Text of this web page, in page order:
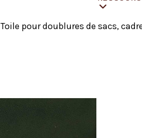
Toile pour doublures de sacs,